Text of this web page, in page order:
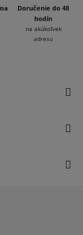
Doručenie do 48
hodín
na akúkoľvek
adresu